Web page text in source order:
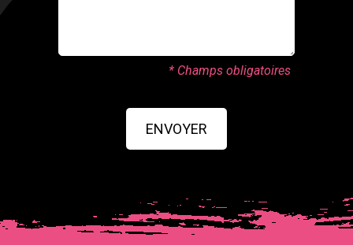
* Champs obligatoires
ENVOYER